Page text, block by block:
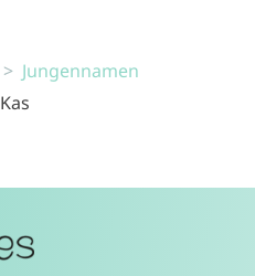
Jungennamen
Kas